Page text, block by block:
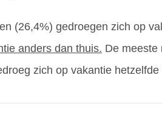
(26,4%) gedroegen zich op
anders dan thuis. De meeste
zich op vakantie hetzelfde